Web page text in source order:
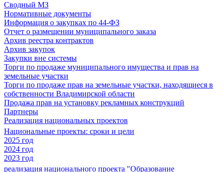
Сводный МЗ
Нормативные документы
Информация о закупках по 44-ФЗ
Отчет о размещении муниципального заказа
Архив реестра контрактов
Архив закупок
Закупки вне системы
Торги по продаже муниципального имущества и прав на
земельные участки
Торги по продаже прав на земельные участки, находящиеся в
собственности Владимирской области
Продажа прав на установку рекламных конструкций
Партнеры
Реализация национальных проектов
Национальные проекты: сроки и цели
2025 год
2024 год
2023 год
реализация национального проекта "Образование